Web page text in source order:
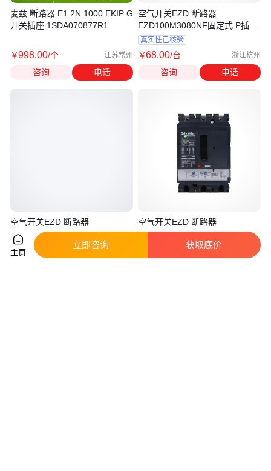
麦兹 断路器 E1.2N 1000 EKIP G
开关插座 1SDA070877R1
￥998.00/个 江苏常州
咨询 电话
空气开关EZD 断路器
EZD250E3225NF固定式 P插入
式
真实性已核验
空气开关EZD 断路器
EZD100M3080NF固定式 P插入
式
真实性已核验
￥68.00/台 浙江杭州
咨询 电话
空气开关EZD 断路器
EZD160M4160N 电流100-630A
主页
立即咨询 获取底价